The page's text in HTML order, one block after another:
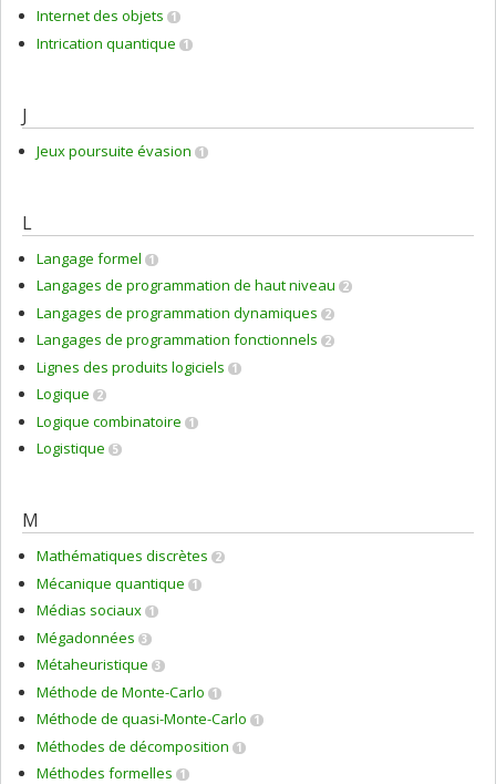
Internet des objets 1
Intrication quantique 1
J
Jeux poursuite évasion 1
L
Langage formel 1
Langages de programmation de haut niveau 2
Langages de programmation dynamiques 2
Langages de programmation fonctionnels 2
Lignes des produits logiciels 1
Logique 2
Logique combinatoire 1
Logistique 5
M
Mathématiques discrètes 2
Mécanique quantique 1
Médias sociaux 1
Mégadonnées 3
Métaheuristique 3
Méthode de Monte-Carlo 1
Méthode de quasi-Monte-Carlo 1
Méthodes de décomposition 1
Méthodes formelles 1